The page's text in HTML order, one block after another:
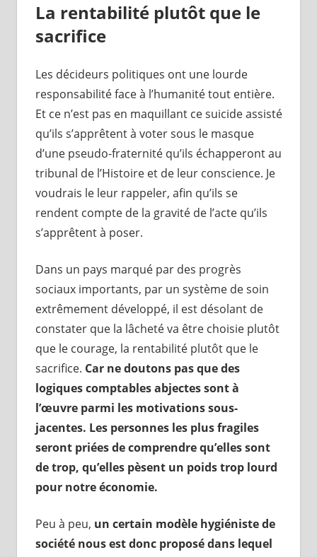
La rentabilité plutôt que le
sacrifice
Les décideurs politiques ont une lourde
responsabilité face à l’humanité tout entière.
Et ce n’est pas en maquillant ce suicide assisté
qu’ils s’apprêtent à voter sous le masque
d’une pseudo-fraternité qu’ils échapperont au
tribunal de l’Histoire et de leur conscience. Je
voudrais le leur rappeler, afin qu’ils se
rendent compte de la gravité de l’acte qu’ils
s’apprêtent à poser.
Dans un pays marqué par des progrès
sociaux importants, par un système de soin
extrêmement développé, il est désolant de
constater que la lâcheté va être choisie plutôt
que le courage, la rentabilité plutôt que le
sacrifice. Car ne doutons pas que des
logiques comptables abjectes sont à
l’œuvre parmi les motivations sous-
jacentes. Les personnes les plus fragiles
seront priées de comprendre qu’elles sont
de trop, qu’elles pèsent un poids trop lourd
pour notre économie.
Peu à peu, un certain modèle hygiéniste de
société nous est donc proposé dans lequel